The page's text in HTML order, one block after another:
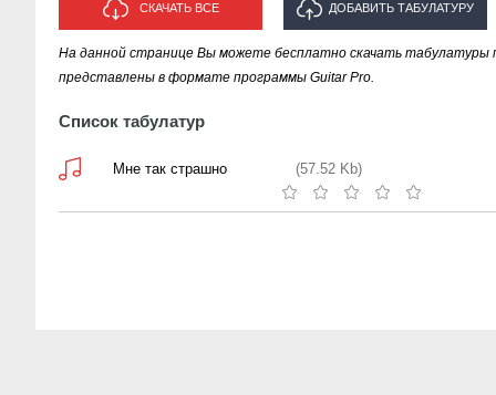
СКАЧАТЬ ВСЕ ДОБАВИТЬ ТАБУЛАТУРУ
ИСПОЛНИТЕЛЯ "ХУГО-УГО"
На данной странице Вы можете бесплатно скачать табулатуры
представлены в формате программы Guitar Pro.
Список табулатур
Мне так страшно (57.52 Kb)